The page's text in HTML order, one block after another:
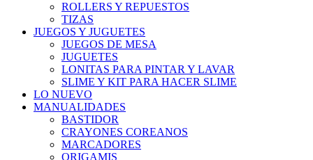
ROLLERS Y REPUESTOS
TIZAS
JUEGOS Y JUGUETES
JUEGOS DE MESA
JUGUETES
LONITAS PARA PINTAR Y LAVAR
SLIME Y KIT PARA HACER SLIME
LO NUEVO
MANUALIDADES
BASTIDOR
CRAYONES COREANOS
MARCADORES
ORIGAMIS